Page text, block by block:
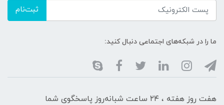
ثبت‌نام
ما را در شبکه‌های اجتماعی دنبال کنید:
هفت روز هفته ، ۲۴ ساعت شبانه‌روز پاسخگوی شما